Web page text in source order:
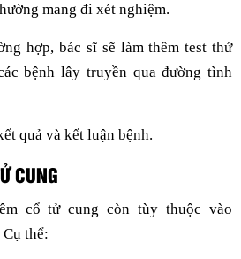
mang đi xét nghiệm.
hợp, bác sĩ sẽ làm thêm test thử
bệnh lây truyền qua đường tình
quả và kết luận bệnh.
CUNG
cổ tử cung còn tùy thuộc vào
thể: